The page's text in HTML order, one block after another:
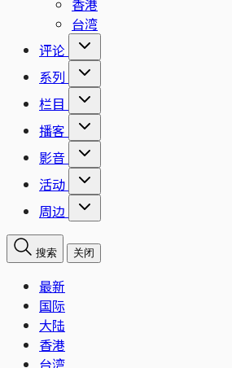
香港
台湾
评论
系列
栏目
播客
影音
活动
周边
搜索 关闭
最新
国际
大陆
香港
台湾